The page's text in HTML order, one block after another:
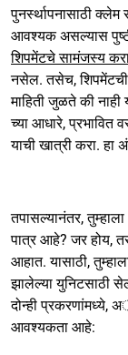
पुनर्स्थापनासाठी क्लेम
आवश्यक असल्यास
शिपमेंटचे सामंजस्य
नसेल. तसेच, शिपमेंटची
माहिती जुळते की नाही
च्या आधारे, प्रभावित
याची खात्री करा. हा
तपासल्यानंतर,
पात्र आहे? जर होय,
आहात. यासाठी,
झालेल्या युनिटसाठी
दोन्ही प्रकरणांमध्ये,
आवश्यकता आहे: